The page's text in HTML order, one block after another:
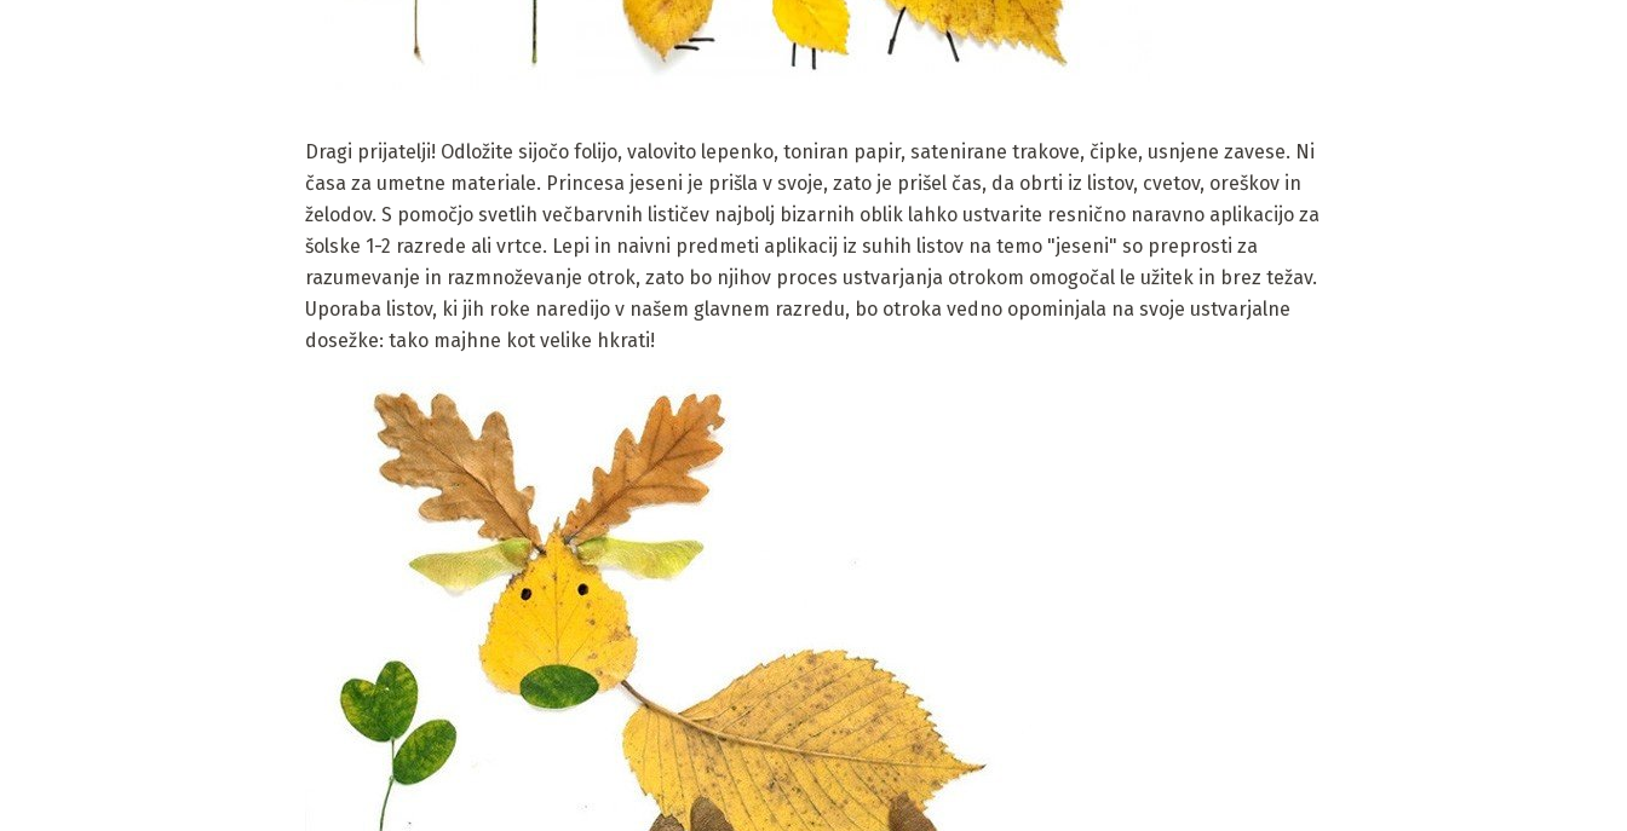
Dragi prijatelji! Odložite sijočo folijo, valovito lepenko, toniran papir, satenirane trakove, čipke, usnjene zavese. Ni
časa za umetne materiale. Princesa jeseni je prišla v svoje, zato je prišel čas, da obrti iz listov, cvetov, oreškov in
želodov. S pomočjo svetlih večbarvnih lističev najbolj bizarnih oblik lahko ustvarite resnično naravno aplikacijo za
šolske 1-2 razrede ali vrtce. Lepi in naivni predmeti aplikacij iz suhih listov na temo "jeseni" so preprosti za
razumevanje in razmnoževanje otrok, zato bo njihov proces ustvarjanja otrokom omogočal le užitek in brez težav.
Uporaba listov, ki jih roke naredijo v našem glavnem razredu, bo otroka vedno opominjala na svoje ustvarjalne
dosežke: tako majhne kot velike hkrati!